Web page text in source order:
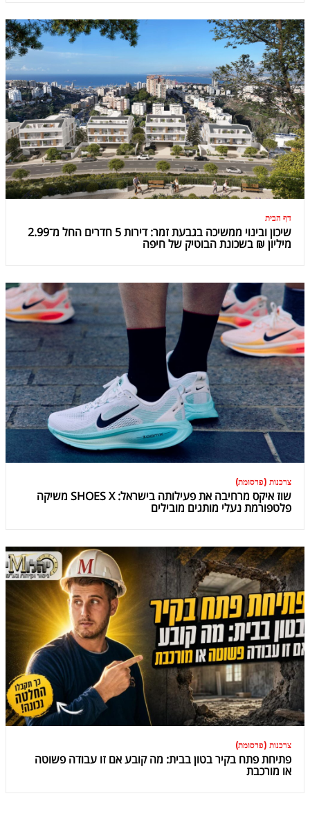
דף הבית
שיכון ובינוי ממשיכה בגבעת זמר: דירות 5 חדרים החל מ־2.99
מיליון ₪ בשכונת הבוטיק של חיפה
צרכנות (פרסומת)
שוז איקס מרחיבה את פעילותה בישראל: SHOES X משיקה
פלטפורמת נעלי מותגים מובילים
צרכנות (פרסומת)
פתיחת פתח בקיר בטון בבית: מה קובע אם זו עבודה פשוטה
או מורכבת